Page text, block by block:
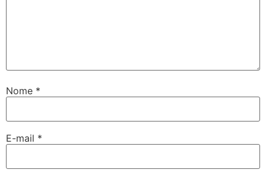
Nome *
E-mail *